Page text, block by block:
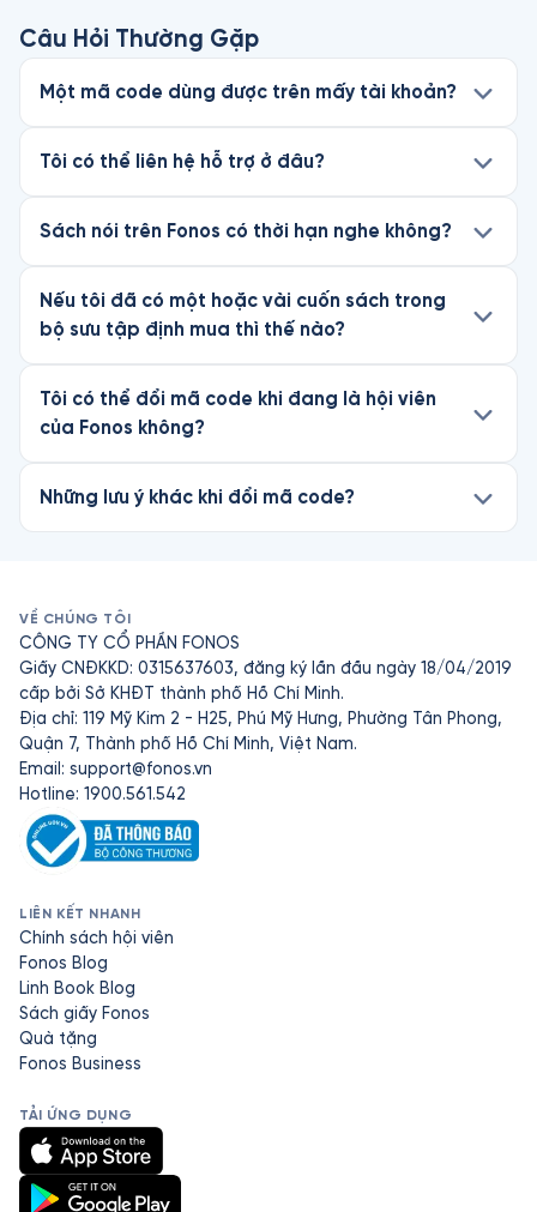
Câu Hỏi Thường Gặp
Một mã code dùng được trên mấy tài khoản?
Tôi có thể liên hệ hỗ trợ ở đâu?
Sách nói trên Fonos có thời hạn nghe không?
Nếu tôi đã có một hoặc vài cuốn sách trong
bộ sưu tập định mua thì thế nào?
Tôi có thể đổi mã code khi đang là hội viên
của Fonos không?
Những lưu ý khác khi đổi mã code?
VỀ CHÚNG TÔI
CÔNG TY CỔ PHẦN FONOS
Giấy CNĐKKD: 0315637603, đăng ký lần đầu ngày 18/04/2019
cấp bởi Sở KHĐT thành phố Hồ Chí Minh.
Địa chỉ: 119 Mỹ Kim 2 - H25, Phú Mỹ Hưng, Phường Tân Phong,
Quận 7, Thành phố Hồ Chí Minh, Việt Nam.
Email: support@fonos.vn
Hotline: 1900.561.542
LIÊN KẾT NHANH
Chính sách hội viên
Fonos Blog
Linh Book Blog
Sách giấy Fonos
Quà tặng
Fonos Business
TẢI ỨNG DỤNG